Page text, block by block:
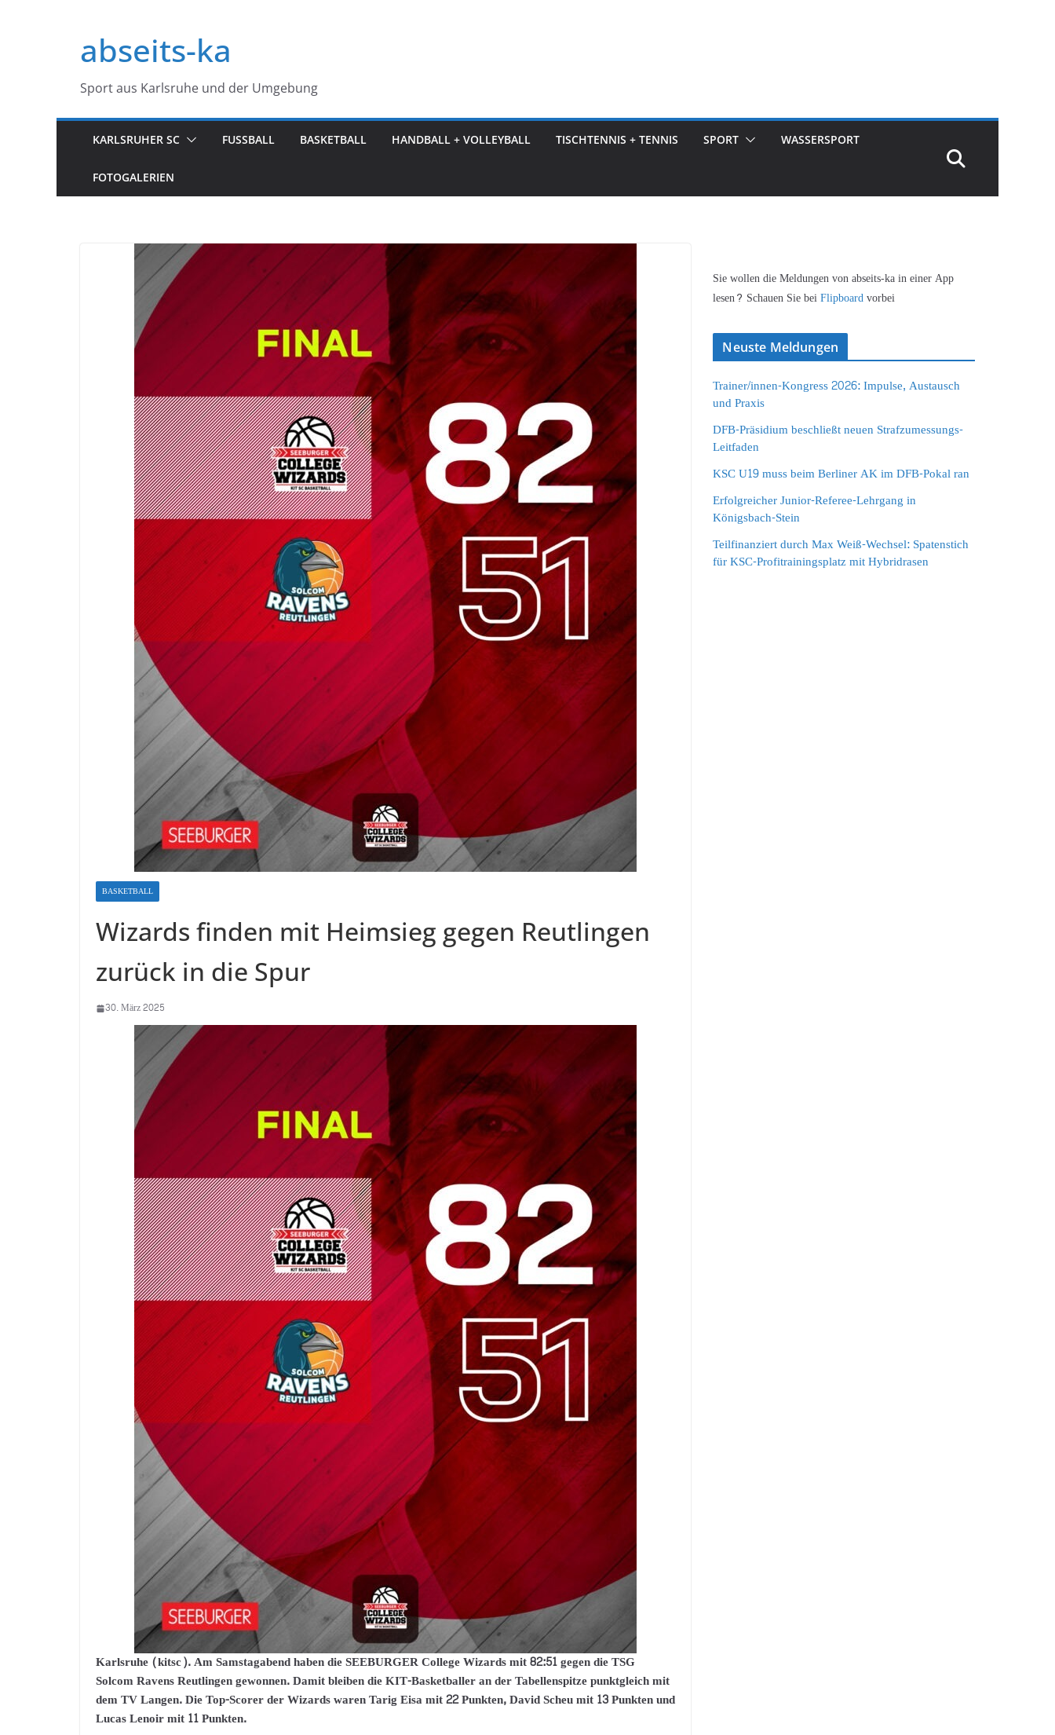
springenabseits-ka
Sport aus Karlsruhe und der Umgebung
KARLSRUHER SC FUSSBALL BASKETBALL HANDBALL + VOLLEYBALL TISCHTENNIS + TENNIS SPORT WASSERSPORT
FOTOGALERIEN
BASKETBALL
Wizards finden mit Heimsieg gegen Reutlingen
zurück in die Spur
30. März 2025
Karlsruhe (kitsc). Am Samstagabend haben die SEEBURGER College Wizards mit 82:51 gegen die TSG
Solcom Ravens Reutlingen gewonnen. Damit bleiben die KIT-Basketballer an der Tabellenspitze punktgleich mit
dem TV Langen. Die Top-Scorer der Wizards waren Tarig Eisa mit 22 Punkten, David Scheu mit 13 Punkten und
Lucas Lenoir mit 11 Punkten.
Sie wollen die Meldungen von abseits-ka in einer App
lesen? Schauen Sie beiFlipboardvorbei
Neuste Meldungen
Trainer/innen-Kongress 2026: Impulse, Austausch
und Praxis
DFB-Präsidium beschließt neuen Strafzumessungs-
Leitfaden
KSC U19 muss beim Berliner AK im DFB-Pokal ran
Erfolgreicher Junior-Referee-Lehrgang in
Königsbach-Stein
Teilfinanziert durch Max Weiß-Wechsel: Spatenstich
für KSC-Profitrainingsplatz mit Hybridrasen